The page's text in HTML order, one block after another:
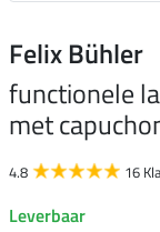
Felix Bühler
functionele
met
4.8 16
Leverbaar